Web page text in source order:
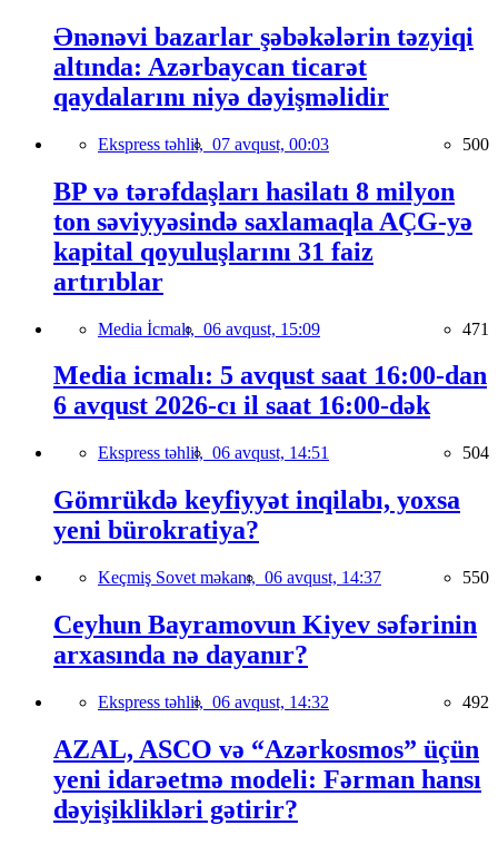
Ənənəvi bazarlar şəbəkələrin təzyiqi
altında: Azərbaycan ticarət
qaydalarını niyə dəyişməlidir
Ekspress təhlil, 07 avqust, 00:03 500
BP və tərəfdaşları hasilatı 8 milyon
ton səviyyəsində saxlamaqla AÇG-yə
kapital qoyuluşlarını 31 faiz
artırıblar
Media İcmalı, 06 avqust, 15:09 471
Media icmalı: 5 avqust saat 16:00-dan
6 avqust 2026-cı il saat 16:00-dək
Ekspress təhlil, 06 avqust, 14:51 504
Gömrükdə keyfiyyət inqilabı, yoxsa
yeni bürokratiya?
Keçmiş Sovet məkanı, 06 avqust, 14:37 550
Ceyhun Bayramovun Kiyev səfərinin
arxasında nə dayanır?
Ekspress təhlil, 06 avqust, 14:32 492
AZAL, ASCO və “Azərkosmos” üçün
yeni idarəetmə modeli: Fərman hansı
dəyişiklikləri gətirir?